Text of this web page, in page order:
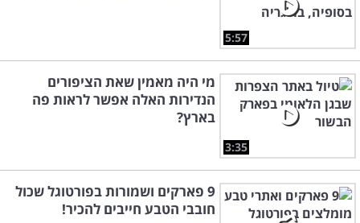
5:57
3:35
מי היה מאמין שאת הציפורים
הנדירות האלה אפשר לראות פה
בארץ?
9 פארקים ושמורות בפורטוגל שכול
חובבי הטבע חייבים להכיר!